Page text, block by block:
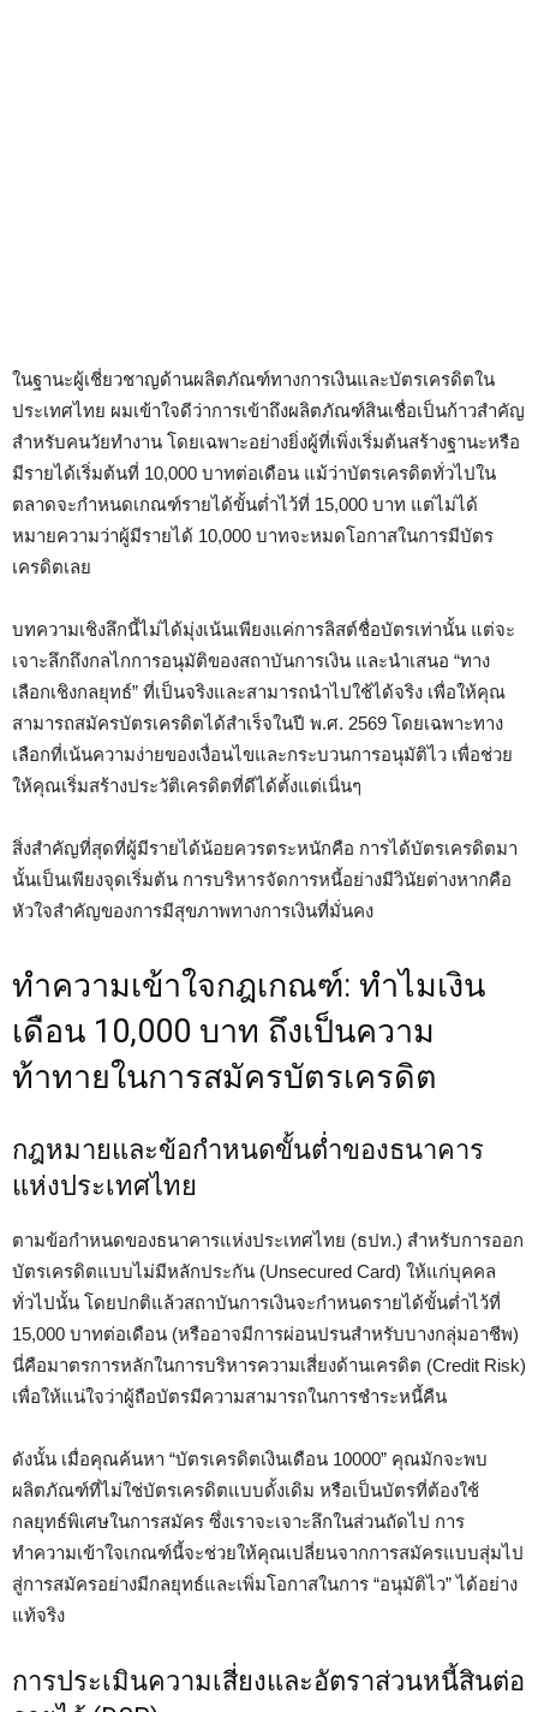
ในฐานะผู้เชี่ยวชาญด้านผลิตภัณฑ์ทางการเงินและบัตรเครดิตใน
ประเทศไทย ผมเข้าใจดีว่าการเข้าถึงผลิตภัณฑ์สินเชื่อเป็นก้าวสำคัญ
สำหรับคนวัยทำงาน โดยเฉพาะอย่างยิ่งผู้ที่เพิ่งเริ่มต้นสร้างฐานะหรือ
มีรายได้เริ่มต้นที่ 10,000 บาทต่อเดือน แม้ว่าบัตรเครดิตทั่วไปใน
ตลาดจะกำหนดเกณฑ์รายได้ขั้นต่ำไว้ที่ 15,000 บาท แต่ไม่ได้
หมายความว่าผู้มีรายได้ 10,000 บาทจะหมดโอกาสในการมีบัตร
เครดิตเลย
บทความเชิงลึกนี้ไม่ได้มุ่งเน้นเพียงแค่การลิสต์ชื่อบัตรเท่านั้น แต่จะ
เจาะลึกถึงกลไกการอนุมัติของสถาบันการเงิน และนำเสนอ “ทาง
เลือกเชิงกลยุทธ์” ที่เป็นจริงและสามารถนำไปใช้ได้จริง เพื่อให้คุณ
สามารถสมัครบัตรเครดิตได้สำเร็จในปี พ.ศ. 2569 โดยเฉพาะทาง
เลือกที่เน้นความง่ายของเงื่อนไขและกระบวนการอนุมัติไว เพื่อช่วย
ให้คุณเริ่มสร้างประวัติเครดิตที่ดีได้ตั้งแต่เนิ่นๆ
สิ่งสำคัญที่สุดที่ผู้มีรายได้น้อยควรตระหนักคือ การได้บัตรเครดิตมา
นั้นเป็นเพียงจุดเริ่มต้น การบริหารจัดการหนี้อย่างมีวินัยต่างหากคือ
หัวใจสำคัญของการมีสุขภาพทางการเงินที่มั่นคง
ทำความเข้าใจกฎเกณฑ์: ทำไมเงิน
เดือน 10,000 บาท ถึงเป็นความ
ท้าทายในการสมัครบัตรเครดิต
กฎหมายและข้อกำหนดขั้นต่ำของธนาคาร
แห่งประเทศไทย
ตามข้อกำหนดของธนาคารแห่งประเทศไทย (ธปท.) สำหรับการออก
บัตรเครดิตแบบไม่มีหลักประกัน (Unsecured Card) ให้แก่บุคคล
ทั่วไปนั้น โดยปกติแล้วสถาบันการเงินจะกำหนดรายได้ขั้นต่ำไว้ที่
15,000 บาทต่อเดือน (หรืออาจมีการผ่อนปรนสำหรับบางกลุ่มอาชีพ)
นี่คือมาตรการหลักในการบริหารความเสี่ยงด้านเครดิต (Credit Risk)
เพื่อให้แน่ใจว่าผู้ถือบัตรมีความสามารถในการชำระหนี้คืน
ดังนั้น เมื่อคุณค้นหา “บัตรเครดิตเงินเดือน 10000” คุณมักจะพบ
ผลิตภัณฑ์ที่ไม่ใช่บัตรเครดิตแบบดั้งเดิม หรือเป็นบัตรที่ต้องใช้
กลยุทธ์พิเศษในการสมัคร ซึ่งเราจะเจาะลึกในส่วนถัดไป การ
ทำความเข้าใจเกณฑ์นี้จะช่วยให้คุณเปลี่ยนจากการสมัครแบบสุ่มไป
สู่การสมัครอย่างมีกลยุทธ์และเพิ่มโอกาสในการ “อนุมัติไว” ได้อย่าง
แท้จริง
การประเมินความเสี่ยงและอัตราส่วนหนี้สินต่อ